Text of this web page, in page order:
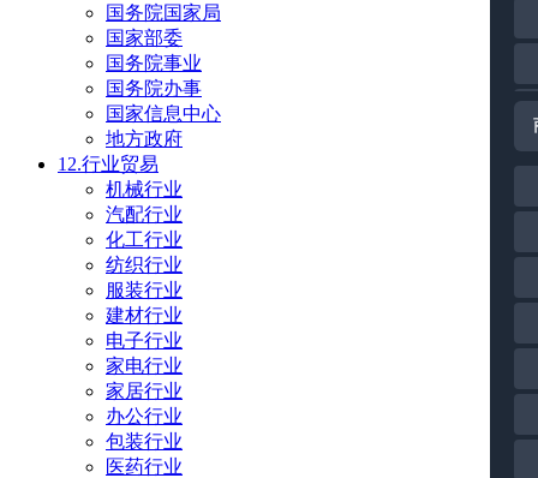
国务院国家局
国家部委
国务院事业
国务院办事
国家信息中心
地方政府
12.行业贸易
机械行业
汽配行业
化工行业
纺织行业
服装行业
建材行业
电子行业
家电行业
家居行业
办公行业
包装行业
医药行业